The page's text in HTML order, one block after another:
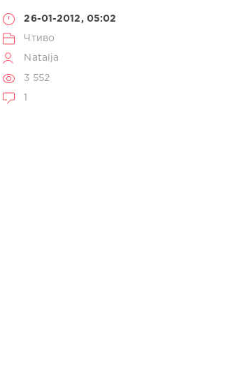
26-01-2012, 05:02
Чтиво
Natalja
3 552
1